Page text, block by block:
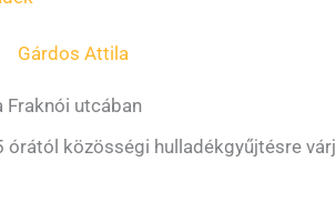
Gárdos Attila
Fraknói utcában
közösségi hulladékgyűjtésre